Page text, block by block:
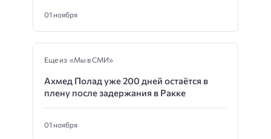
01 ноября
Еще из «Мы в СМИ»
Ахмед Полад уже 200 дней остаётся в
плену после задержания в Ракке
01 ноября